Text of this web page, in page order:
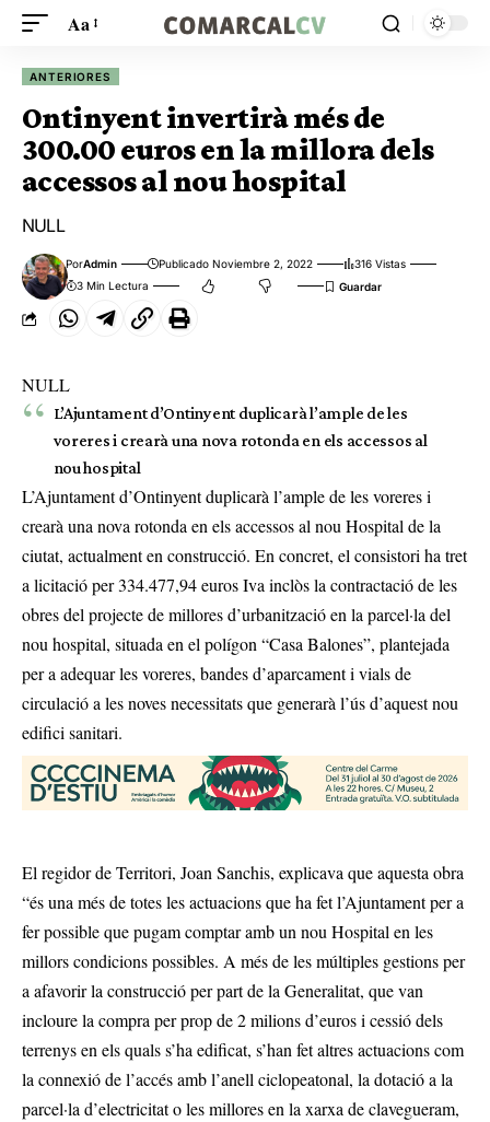
Aa
ANTERIORES
Ontinyent invertirà més de
300.00 euros en la millora dels
accessos al nou hospital
NULL
PorAdmin Publicado Noviembre 2, 2022
316 Vistas
3 Min Lectura
NULL
L’Ajuntament d’Ontinyent duplicarà l’ample de les
voreres i crearà una nova rotonda en els accessos al
nou hospital
L’Ajuntament d’Ontinyent duplicarà l’ample de les voreres i
crearà una nova rotonda en els accessos al nou Hospital de la
ciutat, actualment en construcció. En concret, el consistori ha tret
a licitació per 334.477,94 euros Iva inclòs la contractació de les
obres del projecte de millores d’urbanització en la parcel·la del
nou hospital, situada en el polígon “Casa Balones”, plantejada
per a adequar les voreres, bandes d’aparcament i vials de
circulació a les noves necessitats que generarà l’ús d’aquest nou
edifici sanitari.
El regidor de Territori, Joan Sanchis, explicava que aquesta obra
“és una més de totes les actuacions que ha fet l’Ajuntament per a
fer possible que pugam comptar amb un nou Hospital en les
millors condicions possibles. A més de les múltiples gestions per
a afavorir la construcció per part de la Generalitat, que van
incloure la compra per prop de 2 milions d’euros i cessió dels
terrenys en els quals s’ha edificat, s’han fet altres actuacions com
la connexió de l’accés amb l’anell ciclopeatonal, la dotació a la
parcel·la d’electricitat o les millores en la xarxa de clavegueram,